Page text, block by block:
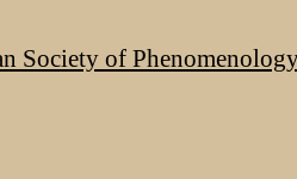
Society of